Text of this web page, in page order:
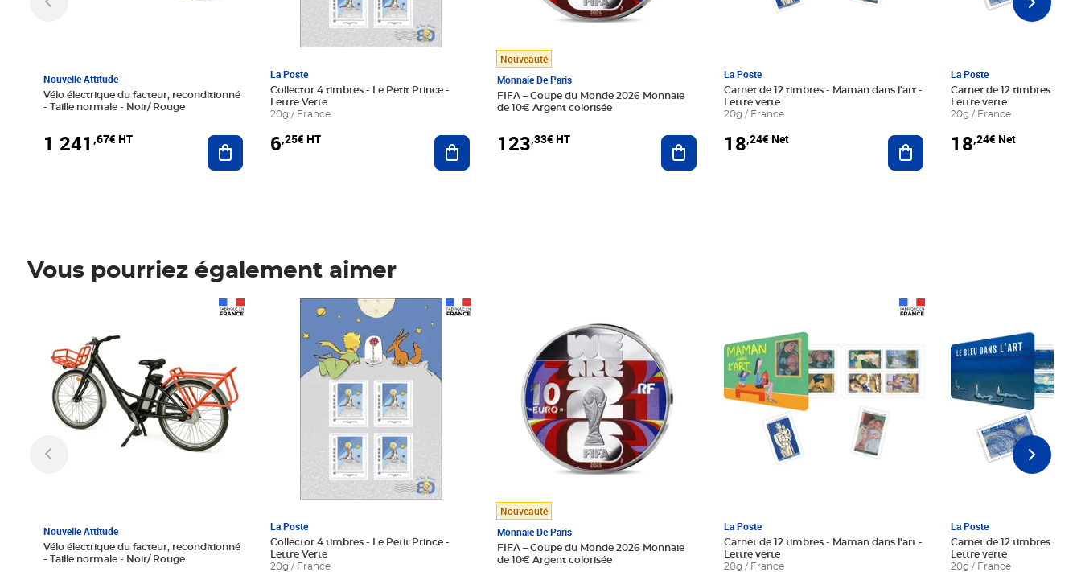
Nouvelle Attitude
Vélo électrique du facteur, reconditionné
- Taille normale - Noir/ Rouge
1 241 ,67€ HT Ajouter au panier
La Poste
Collector 4 timbres - Le Petit Prince -
Lettre Verte
20g / France
6,25€ HT Ajouter au panier
Nouveauté
Monnaie De Paris
FIFA – Coupe du Monde 2026 Monnaie
de 10€ Argent colorisée
123,33€ HT Ajouter au panier
La Poste
Carnet de 12 timbres - Maman dans l'art -
Lettre verte
20g / France
18,24€ Net Ajouter au panier
La Poste
Carnet de 12 timbres - Le
Lettre verte
20g / France
18,24€ Net
Vous pourriez également aimer
Nouvelle Attitude
Vélo électrique du facteur, reconditionné
- Taille normale - Noir/ Rouge
La Poste
Collector 4 timbres - Le Petit Prince -
Lettre Verte
20g / France
Prix 6,25€ HT
Nouveauté
Monnaie De Paris
FIFA – Coupe du Monde 2026 Monnaie
de 10€ Argent colorisée
La Poste
Carnet de 12 timbres - Maman dans l'art -
Lettre verte
20g / France
La Poste
Carnet de 12 timbres - Le
Lettre verte
20g / France